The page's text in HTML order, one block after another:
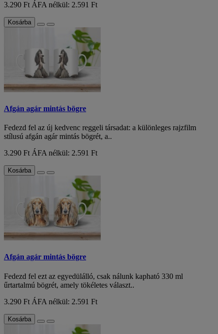
3.290 Ft ÁFA nélkül: 2.591 Ft
Kosárba
Afgán agár mintás bögre
Fedezd fel az új kedvenc reggeli társadat: a különleges rajzfilm
stílusú afgán agár mintás bögrét, a..
3.290 Ft ÁFA nélkül: 2.591 Ft
Kosárba
Afgán agár mintás bögre
Fedezd fel ezt az egyedülálló, csak nálunk kapható 330 ml
űrtartalmú bögrét, amely tökéletes választ..
3.290 Ft ÁFA nélkül: 2.591 Ft
Kosárba